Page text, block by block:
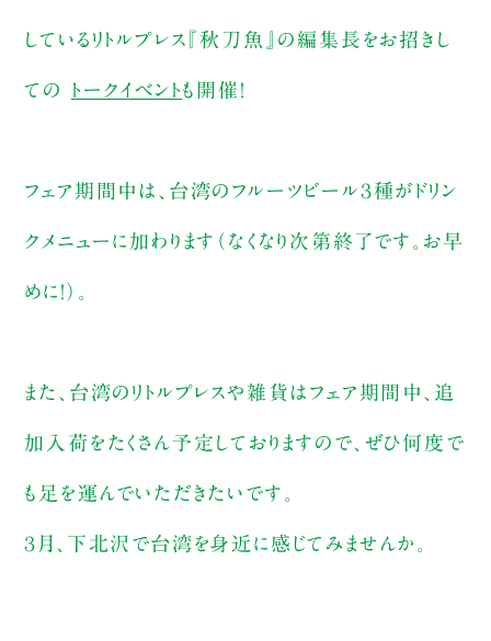
しているリトルプレス『秋刀魚』の編集長をお招きし
ての トークイベントも開催！
フェア期間中は、台湾のフルーツビール３種がドリン
クメニューに加わります（なくなり次第終了です。お早
めに！）。
また、台湾のリトルプレスや雑貨はフェア期間中、追
加入荷をたくさん予定しておりますので、ぜひ何度で
も足を運んでいただきたいです。
３月、下北沢で台湾を身近に感じてみませんか。